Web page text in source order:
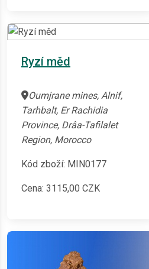
Ryzí měd
Oumjrane mines, Alnif,
Tarhbalt, Er Rachidia
Province, Drâa-Tafilalet
Region, Morocco
Kód zboží: MIN0177
Cena: 3115,00 CZK